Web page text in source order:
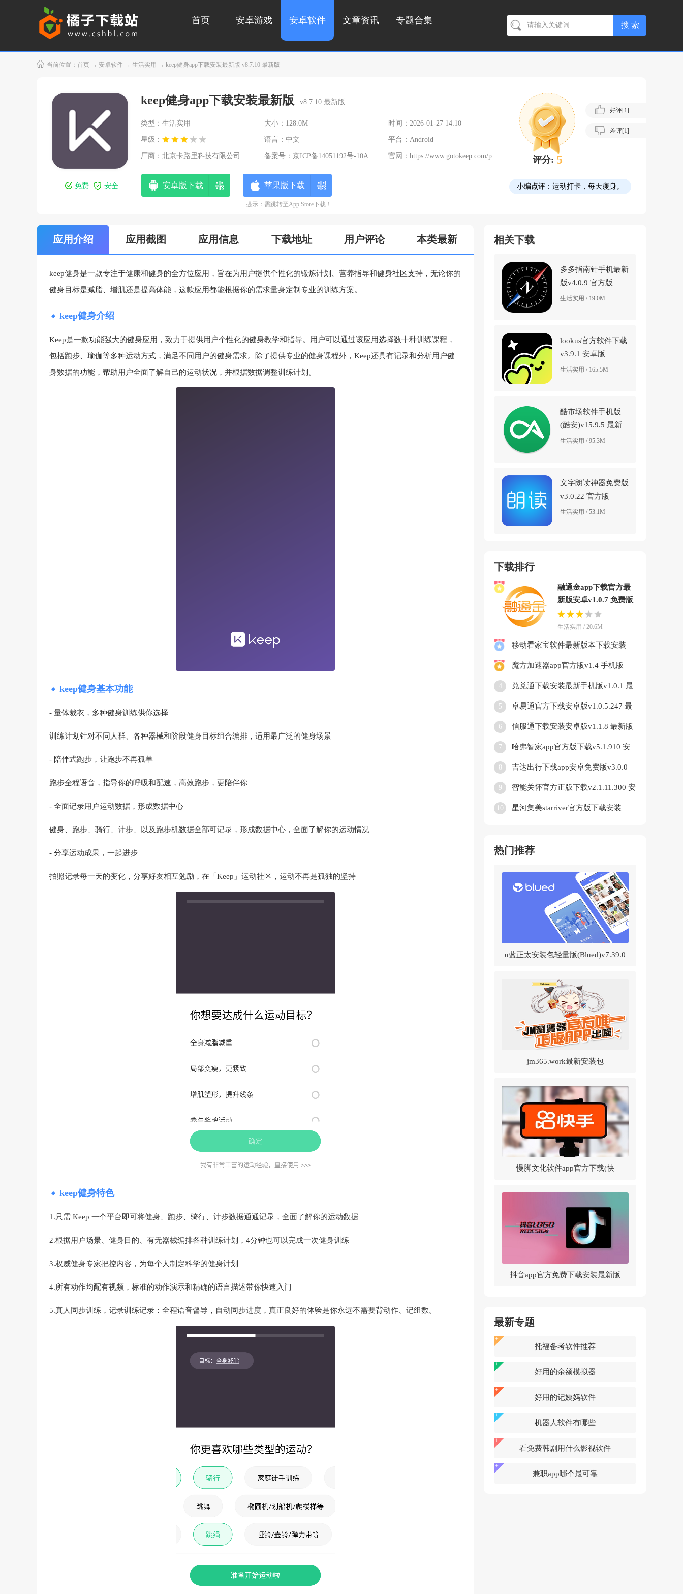
首页 安卓游戏 安卓软件 文章资讯 专题合集
当前位置： 首页 → 安卓软件 → 生活实用 → keep健身app下载安装最新版 v8.7.10 最新版
keep健身app下载安装最新版 v8.7.10 最新版
类型：生活实用 大小：128.0M 时间：2026-01-27 14:10
星级： 语言：中文 平台：Android
厂商： 北京卡路里科技有限公司 备案号： 京ICP备14051192号-10A 官网： https://www.gotokeep.com/privacy.html 评分: 5
好评[1]
差评[1]
免费 安全 安卓版下载 小编点评： 运动打卡，每天瘦身。
苹果版下载
提示：需跳转至App Store下载！
应用介绍 应用截图 应用信息 下载地址 用户评论 本类最新
keep健身是一款专注于健康和健身的全方位应用，旨在为用户提供个性化的锻炼计划、营养指导和健身社区支持，无论你的
健身目标是减脂、增肌还是提高体能，这款应用都能根据你的需求量身定制专业的训练方案。
keep健身介绍
Keep是一款功能强大的健身应用，致力于提供用户个性化的健身教学和指导。用户可以通过该应用选择数十种训练课程，
包括跑步、瑜伽等多种运动方式，满足不同用户的健身需求。除了提供专业的健身课程外，Keep还具有记录和分析用户健
身数据的功能，帮助用户全面了解自己的运动状况，并根据数据调整训练计划。
keep健身基本功能
- 量体裁衣，多种健身训练供你选择
训练计划针对不同人群、各种器械和阶段健身目标组合编排，适用最广泛的健身场景
- 陪伴式跑步，让跑步不再孤单
跑步全程语音，指导你的呼吸和配速，高效跑步，更陪伴你
- 全面记录用户运动数据，形成数据中心
健身、跑步、骑行、计步、以及跑步机数据全部可记录，形成数据中心，全面了解你的运动情况
- 分享运动成果，一起进步
拍照记录每一天的变化，分享好友相互勉励，在「Keep」运动社区，运动不再是孤独的坚持
keep健身特色
1.只需 Keep 一个平台即可将健身、跑步、骑行、计步数据通通记录，全面了解你的运动数据
2.根据用户场景、健身目的、有无器械编排各种训练计划，4分钟也可以完成一次健身训练
3.权威健身专家把控内容，为每个人制定科学的健身计划
4.所有动作均配有视频，标准的动作演示和精确的语言描述带你快速入门
5.真人同步训练，记录训练记录：全程语音督导，自动同步进度，真正良好的体验是你永远不需要背动作、记组数。
相关下载
多多指南针手机最新
版v4.0.9 官方版
生活实用 / 19.0M
lookus官方软件下载
v3.9.1 安卓版
生活实用 / 165.5M
酷市场软件手机版
(酷安)v15.9.5 最新
版
生活实用 / 95.3M
文字朗读神器免费版
v3.0.22 官方版
生活实用 / 53.1M
下载排行
融通金app下载官方最
新版安卓v1.0.7 免费版
生活实用 / 20.6M
移动看家宝软件最新版本下载安装
魔方加速器app官方版v1.4 手机版
4
兑兑通下载安装最新手机版v1.0.1 最
5
卓易通官方下载安卓版v1.0.5.247 最
6 信服通下载安装安卓版v1.1.8 最新版
7
哈弗智家app官方版下载v5.1.910 安
8
吉达出行下载app安卓免费版v3.0.0
9
智能关怀官方正版下载v2.1.11.300 安
10
星河集美starriver官方版下载安装
热门推荐
u蓝正太安装包轻量版(Blued)v7.39.0
jm365.work最新安装包
v1.8.2(JMComic2)v1.8.2 官方正版
慢脚文化软件app官方下载(快
手)v14.0.30.46307 官方版
抖音app官方免费下载安装最新版
最新专题
托福备考软件推荐
好用的余额模拟器
好用的记姨妈软件
机器人软件有哪些
看免费韩剧用什么影视软件
兼职app哪个最可靠